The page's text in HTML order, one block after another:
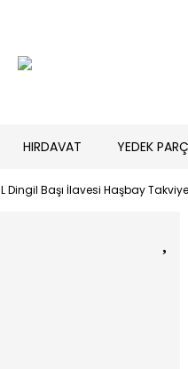
HIRDAVAT YEDEK
L Dingil Başı İlavesi Haşbay